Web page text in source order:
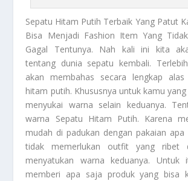
Sepatu Hitam Putih Terbaik Yang Patut
Bisa Menjadi Fashion Item Yang
Gagal Tentunya. Nah kali ini kita
tentang dunia sepatu kembali.
akan membahas secara lengkap
hitam putih. Khususnya untuk kamu
menyukai warna selain keduanya.
warna Sepatu Hitam Putih. Karena
mudah di padukan dengan pakaian apa
tidak memerlukan outfit yang ribet
menyatukan warna keduanya. Untuk
memberi apa saja produk yang bisa